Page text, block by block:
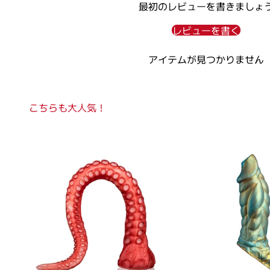
最初のレビューを書きましょ
レビューを書く
アイテムが見つかりません
こちらも大人気！